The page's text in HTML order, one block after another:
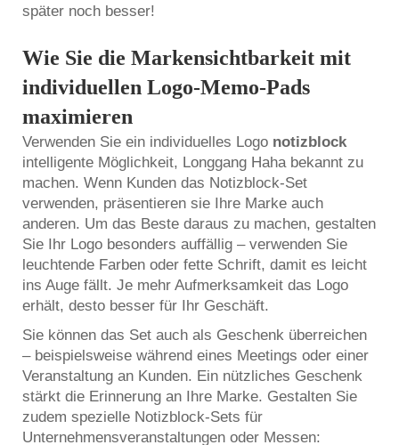
später noch besser!
Wie Sie die Markensichtbarkeit mit
individuellen Logo-Memo-Pads
maximieren
Verwenden Sie ein individuelles Logo notizblock
intelligente Möglichkeit, Longgang Haha bekannt zu
machen. Wenn Kunden das Notizblock-Set
verwenden, präsentieren sie Ihre Marke auch
anderen. Um das Beste daraus zu machen, gestalten
Sie Ihr Logo besonders auffällig – verwenden Sie
leuchtende Farben oder fette Schrift, damit es leicht
ins Auge fällt. Je mehr Aufmerksamkeit das Logo
erhält, desto besser für Ihr Geschäft.
Sie können das Set auch als Geschenk überreichen
– beispielsweise während eines Meetings oder einer
Veranstaltung an Kunden. Ein nützliches Geschenk
stärkt die Erinnerung an Ihre Marke. Gestalten Sie
zudem spezielle Notizblock-Sets für
Unternehmensveranstaltungen oder Messen: